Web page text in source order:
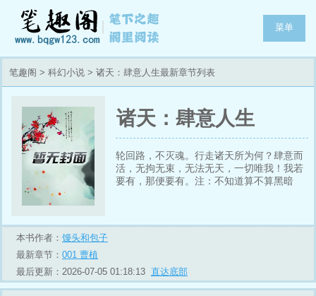
菜单
笔趣阁 > 科幻小说 > 诸天：肆意人生最新章节列表
诸天：肆意人生
轮回路，不灭魂。行走诸天所为何？肆意而
活，无拘无束，无法无天，一切唯我！我若
要有，那便要有。注：不知道算不算黑暗
本书作者： 馒头和包子
最新章节： 001 曹植
最后更新：2026-07-05 01:18:13 直达底部